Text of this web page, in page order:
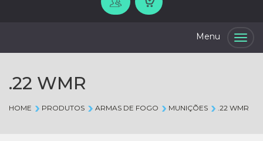
.22 WMR
HOME PRODUTOS ARMAS DE FOGO MUNIÇÕES .22 WMR